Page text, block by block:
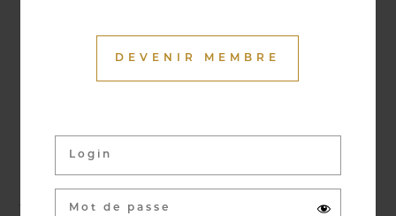
DEVENIR MEMBRE
vous surprendre.
Activités & évènements